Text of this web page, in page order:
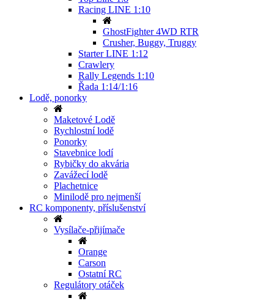
Racing LINE 1:10
GhostFighter 4WD RTR
Crusher, Buggy, Truggy
Starter LINE 1:12
Crawlery
Rally Legends 1:10
Řada 1:14/1:16
Lodě, ponorky
Maketové Lodě
Rychlostní lodě
Ponorky
Stavebnice lodí
Rybičky do akvária
Zavážecí lodě
Plachetnice
Minilodě pro nejmenší
RC komponenty, příslušenství
Vysílače-přijímače
Orange
Carson
Ostatní RC
Regulátory otáček